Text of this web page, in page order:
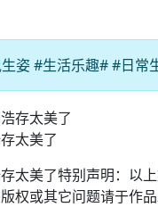
姿 #生活乐趣# #日
太美了
太美了特别声明：以
权或其它问题请于作